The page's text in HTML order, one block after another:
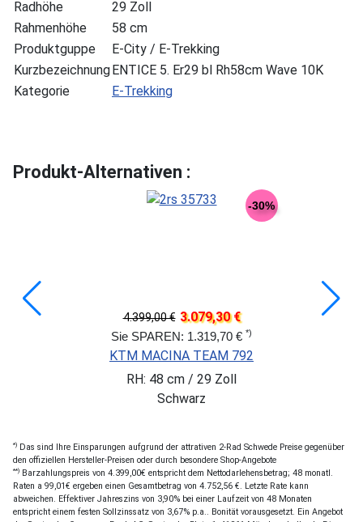
Radhöhe
29 Zoll
Rahmenhöhe
58 cm
Produktguppe
E-City / E-Trekking
KurzbezeichnungENTICE 5. Er29 bl Rh58cm Wave 10K
Kategorie
E-Trekking
Produkt-Alternativen :
-30%
4.399,00 € 3.079,30 €
Sie SPAREN: 1.319,70 € *)
KTM MACINA TEAM 792
RH: 48 cm / 29 Zoll
Schwarz
*) Das sind Ihre Einsparungen aufgrund der attrativen 2-Rad Schwede Preise gegenüber
den offiziellen Hersteller-Preisen oder durch besondere Shop-Angebote
**) Barzahlungspreis von 4.399,00€ entspricht dem Nettodarlehensbetrag; 48 monatl.
Raten a 99,01€ ergeben einen Gesamtbetrag von 4.752,56 €. Letzte Rate kann
abweichen. Effektiver Jahreszins von 3,90% bei einer Laufzeit von 48 Monaten
entspricht einem festen Sollzinssatz von 3,67% p.a.. Bonität vorausgesetzt. Ein Angebot